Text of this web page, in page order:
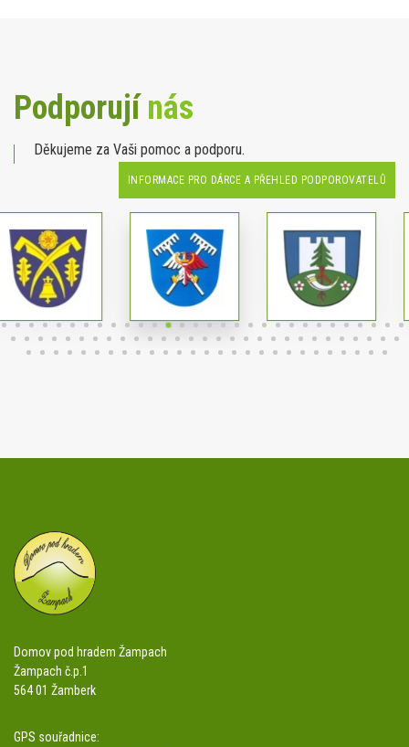
Podporujínás
Děkujeme za Vaši pomoc a podporu.
INFORMACE PRO DÁRCE A PŘEHLED PODPOROVATELŮ
Domov pod hradem Žampach
Žampach č.p.1
564 01 Žamberk
GPS souřadnice: